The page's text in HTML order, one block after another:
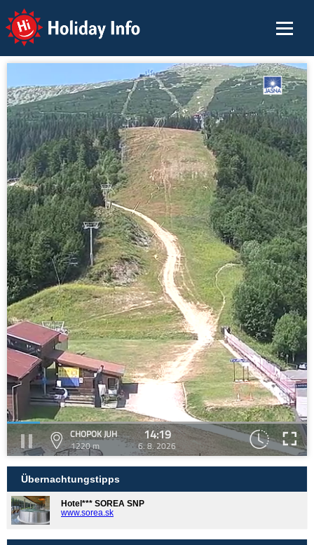
Holiday Info
CHOPOK JUH
1220 m
14:19
6. 8. 2026
Übernachtungstipps
Hotel*** SOREA SNP
www.sorea.sk